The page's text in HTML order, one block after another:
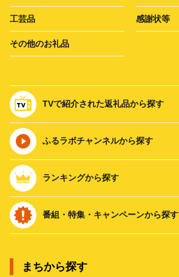
工芸品 感謝状等
その他のお礼品
TVで紹介された返礼品から探す
ふるラボチャンネルから探す
ランキングから探す
番組・特集・キャンペーンから探す
まちから探す